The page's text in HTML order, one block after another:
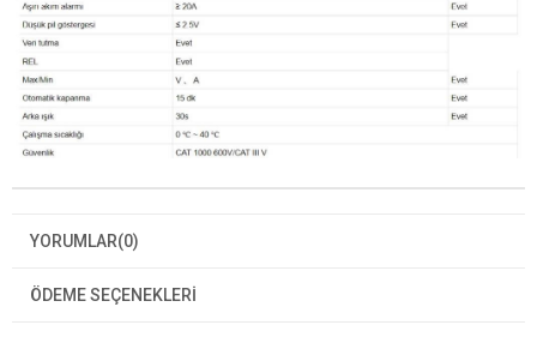
YORUMLAR(0)
ÖDEME SEÇENEKLERI